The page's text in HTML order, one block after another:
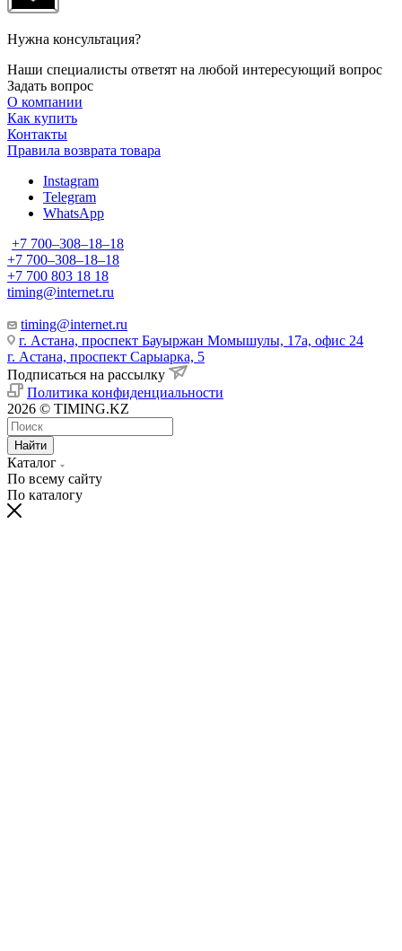
Нужна консультация?
Наши специалисты ответят на любой интересующий вопрос
Задать вопрос
О компании
Как купить
Контакты
Правила возврата товара
Instagram
Telegram
WhatsApp
+7 700‒308‒18‒18
+7 700‒308‒18‒18
+7 700 803 18 18
timing@internet.ru
timing@internet.ru
г. Астана, проспект Бауыржан Момышулы, 17а, офис 24
г. Астана, проспект Сарыарка, 5
Подписаться на рассылку
Политика конфиденциальности
2026 © TIMING.KZ
Найти
Каталог
По всему сайту
По каталогу